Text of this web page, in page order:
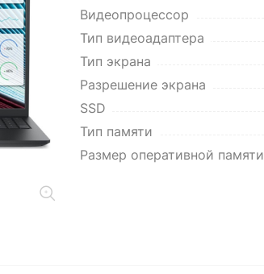
Видеопроцессор
Тип видеоадаптера
Тип экрана
Разрешение экрана
SSD
Тип памяти
Размер оперативной памяти